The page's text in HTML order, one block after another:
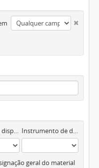
Objeto digital disponível Instrumento de descrição documental
geral do material